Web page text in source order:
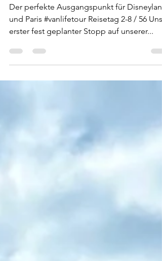
Camping bei Paris - Leisure
Island
Der perfekte Ausgangspunkt für Disneyland
und Paris #vanlifetour Reisetag 2-8 / 56